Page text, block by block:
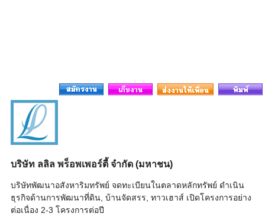
บริษัท ลลิล พร็อพเพอร์ตี้ จำกัด (มหาชน)
บริษัทพัฒนาอสังหาริมทรัพย์ จดทะเบียนในตลาดหลักทรัพย์ ดำเนิน
ธุรกิจด้านการพัฒนาที่ดิน, บ้านจัดสรร, ทาวเฮาส์ เปิดโครงการอย่าง
ต่อเนื่อง 2-3 โครงการต่อปี